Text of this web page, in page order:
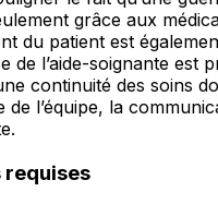
grâce aux
du patient est
de l’aide-soignante est
continuité des soins
de l’équipe, la
requises